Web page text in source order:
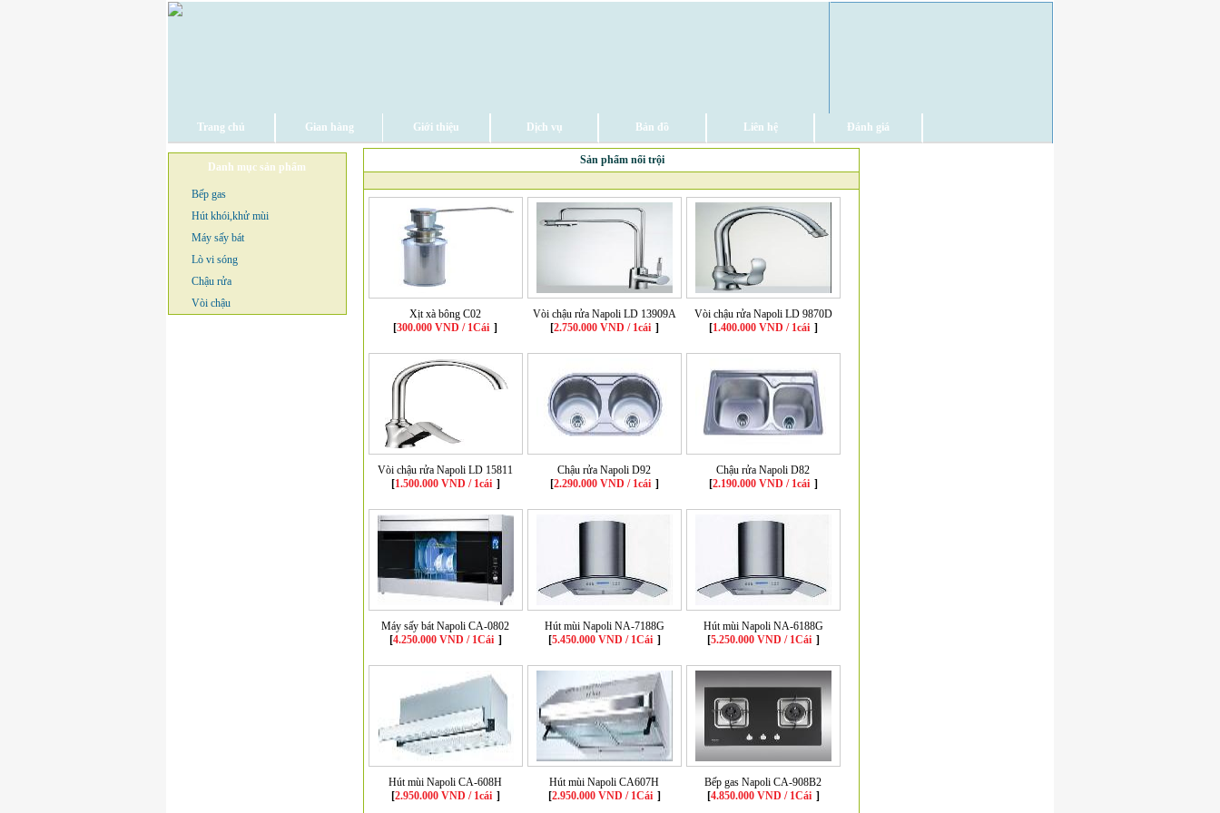
Trang chủ Gian hàng Giới thiệu Dịch vụ Bản đồ Liên hệ Đánh giá
Danh mục sản phẩm
Bếp gas
Hút khói,khử mùi
Máy sấy bát
Lò vi sóng
Chậu rửa
Vòi chậu
Sản phẩm nổi trội
Xịt xà bông C02
[300.000 VND / 1Cái ]
Vòi chậu rửa Napoli LD 13909A
[2.750.000 VND / 1cái ]
Vòi chậu rửa Napoli LD 9870D
[1.400.000 VND / 1cái ]
Vòi chậu rửa Napoli LD 15811
[1.500.000 VND / 1cái ]
Chậu rửa Napoli D92
[2.290.000 VND / 1cái ]
Chậu rửa Napoli D82
[2.190.000 VND / 1cái ]
Máy sấy bát Napoli CA-0802
[4.250.000 VND / 1Cái ]
Hút mùi Napoli NA-7188G
[5.450.000 VND / 1Cái ]
Hút mùi Napoli NA-6188G
[5.250.000 VND / 1Cái ]
Hút mùi Napoli CA-608H
[2.950.000 VND / 1cái ]
Hút mùi Napoli CA607H
[2.950.000 VND / 1Cái ]
Bếp gas Napoli CA-908B2
[4.850.000 VND / 1Cái ]